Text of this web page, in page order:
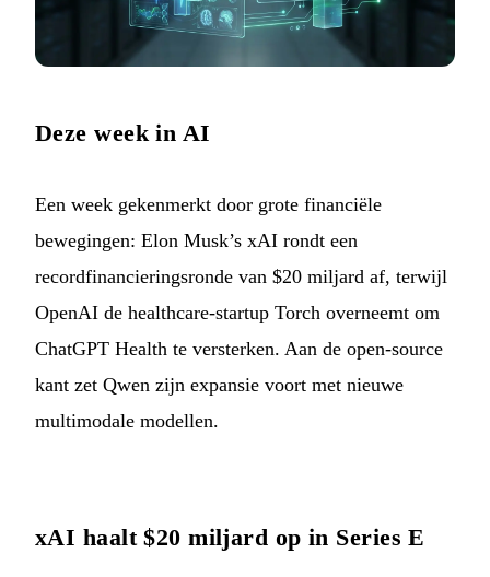
Deze week in AI
Een week gekenmerkt door grote financiële
bewegingen: Elon Musk’s xAI rondt een
recordfinancieringsronde van $20 miljard af, terwijl
OpenAI de healthcare-startup Torch overneemt om
ChatGPT Health te versterken. Aan de open-source
kant zet Qwen zijn expansie voort met nieuwe
multimodale modellen.
xAI haalt $20 miljard op in Series E